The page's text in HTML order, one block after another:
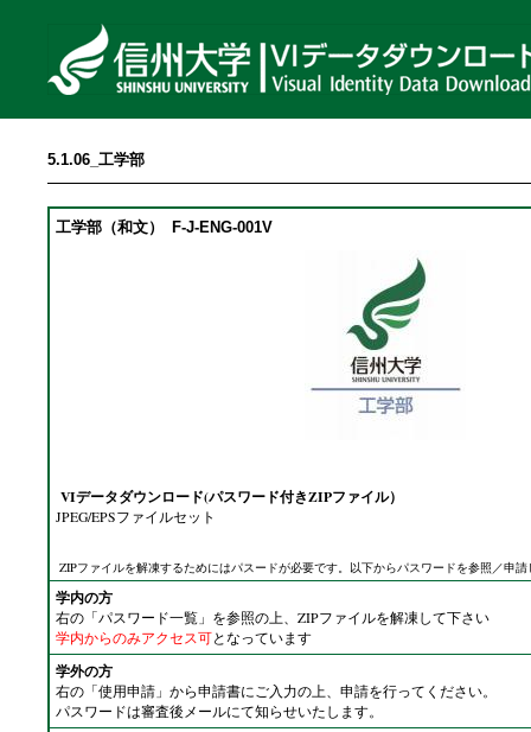
5.1.06_工学部
工学部（和文） F-J-ENG-001V
VIデータダウンロード(パスワード付きZIPファイル）
JPEG/EPSファイルセット
ZIPファイルを解凍するためにはパスードが必要です。以下からパスワードを参照／申
学内の方
右の「パスワード一覧」を参照の上、ZIPファイルを解凍して下さい
学内からのみアクセス可となっています
学外の方
右の「使用申請」から申請書にご入力の上、申請を行ってください。
パスワードは審査後メールにて知らせいたします。